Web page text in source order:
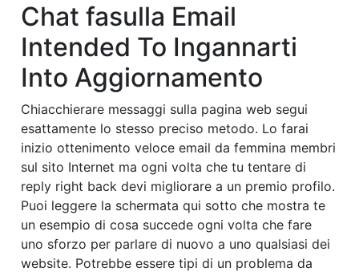
Chat fasulla Email
Intended To Ingannarti
Into Aggiornamento
Chiacchierare messaggi sulla pagina web segui
esattamente lo stesso preciso metodo. Lo farai
inizio ottenimento veloce email da femmina membri
sul sito Internet ma ogni volta che tu tentare di
reply right back devi migliorare a un premio profilo.
Puoi leggere la schermata qui sotto che mostra te
un esempio di cosa succede ogni volta che fare
uno sforzo per parlare di nuovo a uno qualsiasi dei
website. Potrebbe essere tipi di un problema da